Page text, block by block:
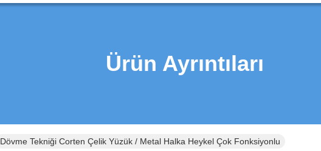
Ürün Ayrıntıları
Dövme Tekniği Corten Çelik Yüzük / Metal Halka Heykel Çok Fonksiyonlu